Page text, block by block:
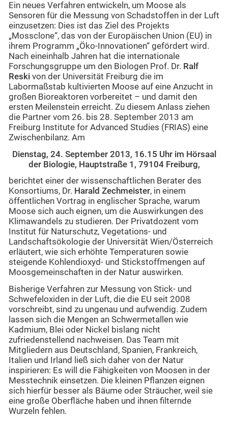
Ein neues Verfahren entwickeln, um Moose als
Sensoren für die Messung von Schadstoffen in der Luft
einzusetzen: Dies ist das Ziel des Projekts
„Mossclone“, das von der Europäischen Union (EU) in
ihrem Programm „Öko-Innovationen“ gefördert wird.
Nach eineinhalb Jahren hat die internationale
Forschungsgruppe um den Biologen Prof. Dr. Ralf
Reski von der Universität Freiburg die im
Labormaßstab kultivierten Moose auf eine Anzucht in
großen Bioreaktoren vorbereitet – und damit den
ersten Meilenstein erreicht. Zu diesem Anlass ziehen
die Partner vom 26. bis 28. September 2013 am
Freiburg Institute for Advanced Studies (FRIAS) eine
Zwischenbilanz. Am
Dienstag, 24. September 2013, 16.15 Uhr im Hörsaal
der Biologie, Hauptstraße 1, 79104 Freiburg,
berichtet einer der wissenschaftlichen Berater des
Konsortiums, Dr. Harald Zechmeister, in einem
öffentlichen Vortrag in englischer Sprache, warum
Moose sich auch eignen, um die Auswirkungen des
Klimawandels zu studieren. Der Privatdozent vom
Institut für Naturschutz, Vegetations- und
Landschaftsökologie der Universität Wien/Österreich
erläutert, wie sich erhöhte Temperaturen sowie
steigende Kohlendioxyd- und Stickstoffmengen auf
Moosgemeinschaften in der Natur auswirken.
Bisherige Verfahren zur Messung von Stick- und
Schwefeloxiden in der Luft, die die EU seit 2008
vorschreibt, sind zu ungenau und aufwendig. Zudem
lassen sich die Mengen an Schwermetallen wie
Kadmium, Blei oder Nickel bislang nicht
zufriedenstellend nachweisen. Das Team mit
Mitgliedern aus Deutschland, Spanien, Frankreich,
Italien und Irland ließ sich daher von der Natur
inspirieren: Es will die Fähigkeiten von Moosen in der
Messtechnik einsetzen. Die kleinen Pflanzen eignen
sich hierfür besser als Bäume oder Sträucher, weil sie
eine große Oberfläche haben und ihnen filternde
Wurzeln fehlen.